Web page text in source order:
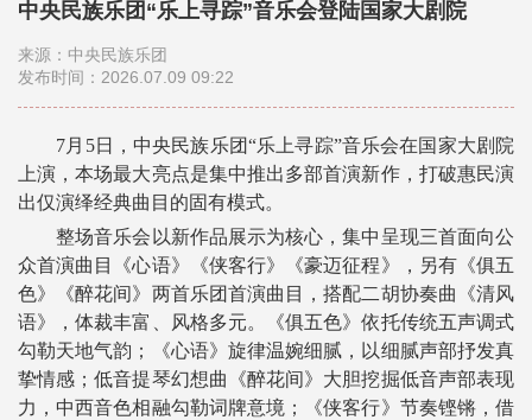
中央民族乐团“乐上寻踪”音乐会登陆国家大剧院
来源：中央民族乐团
发布时间：2026.07.09 09:22
7月5日，中央民族乐团“乐上寻踪”音乐会在国家大剧院
上演，本场最大亮点是集中推出多部首演新作，打破惠民演
出仅演绎经典曲目的固有模式。
整场音乐会以新作品展示为核心，集中呈现三首面向公
众首演曲目《心语》《侠客行》《豪迈征程》，另有《俱五
色》《醉花间》两首乐团首演曲目，搭配二胡协奏曲《清风
语》，体裁丰富、风格多元。《俱五色》依托传统五声调式
勾勒天地气韵；《心语》旋律温婉细腻，以细腻声部抒发真
挚情感；低音提琴幻想曲《醉花间》大胆挖掘低音声部表现
力，中西音色相融勾勒词牌意境；《侠客行》节奏铿锵，借